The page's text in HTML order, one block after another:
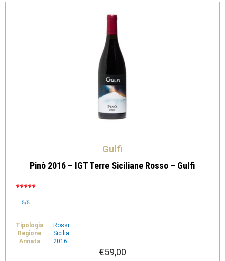
Gulfi
Pinò 2016 – IGT Terre Siciliane Rosso – Gulfi
5/5
Tipologia
Rossi
Regione
Sicilia
Annata
2016
€59,00